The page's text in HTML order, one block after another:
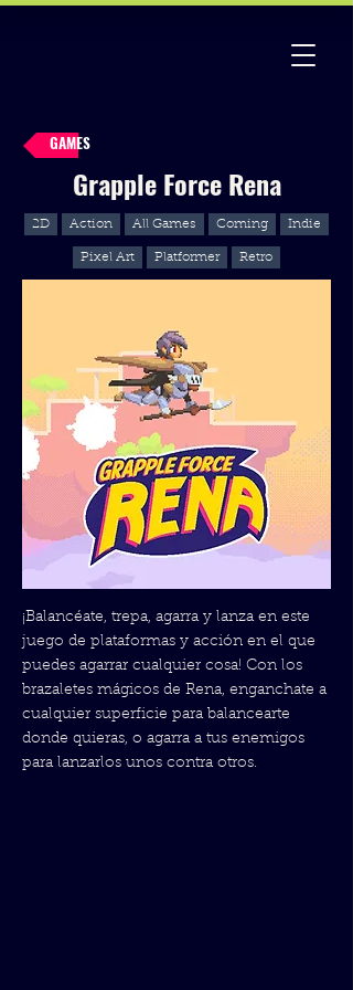
GAMES
Grapple Force Rena
2D Action All Games Coming Indie
Pixel Art Platformer Retro
¡Balancéate, trepa, agarra y lanza en este
juego de plataformas y acción en el que
puedes agarrar cualquier cosa! Con los
brazaletes mágicos de Rena, enganchate a
cualquier superficie para balancearte
donde quieras, o agarra a tus enemigos
para lanzarlos unos contra otros.